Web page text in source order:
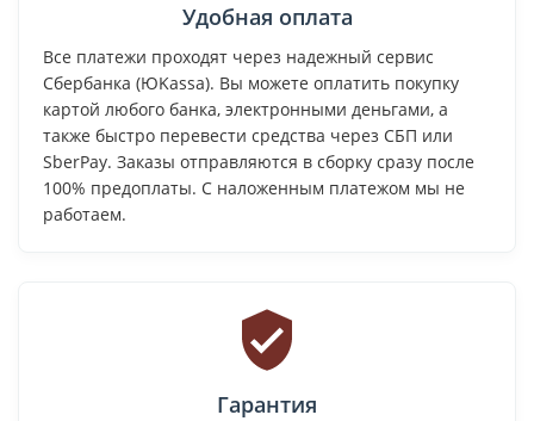
Удобная оплата
Все платежи проходят через надежный сервис
Сбербанка (ЮKassa). Вы можете оплатить покупку
картой любого банка, электронными деньгами, а
также быстро перевести средства через СБП или
SberPay. Заказы отправляются в сборку сразу после
100% предоплаты. С наложенным платежом мы не
работаем.
Гарантия